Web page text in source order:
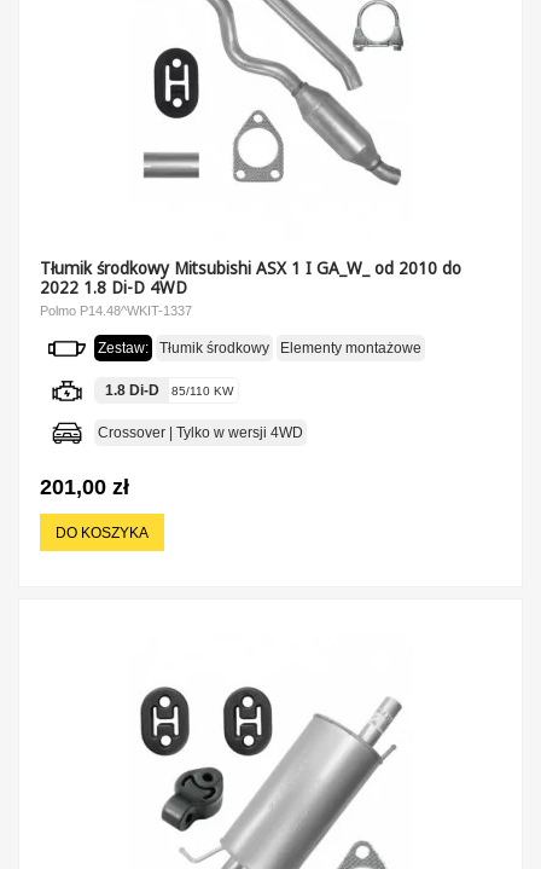
Tłumik środkowy Mitsubishi ASX 1 I GA_W_ od 2010 do
2022 1.8 Di-D 4WD
Polmo P14.48^WKIT-1337
Zestaw: Tłumik środkowy Elementy montażowe
1.8 Di-D 85/110 KW
Crossover | Tylko w wersji 4WD
201,00 zł
DO KOSZYKA